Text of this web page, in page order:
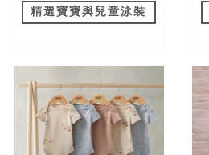
精選寶寶與兒童泳裝